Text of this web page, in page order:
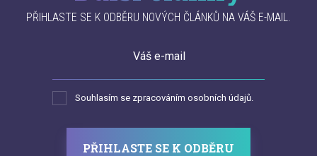
PŘIHLASTE SE K ODBĚRU NOVÝCH ČLÁNKŮ NA VÁŠ E-MAIL.
Váš e-mail
Souhlasím se zpracováním osobních údajů.
PŘIHLASTE SE K ODBĚRU